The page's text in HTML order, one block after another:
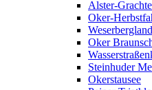
Alster-
Oker-
Oker
Steinhuder
Okerstausee